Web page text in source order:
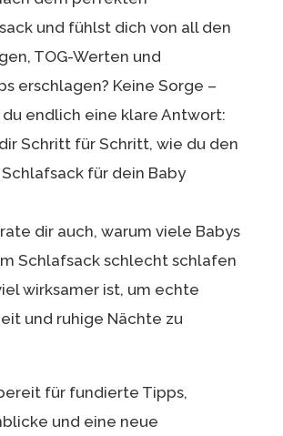
und fühlst dich von all den
TOG-Werten und
erschlagen? Keine Sorge –
endlich eine klare Antwort:
Schritt für Schritt, wie du den
für dein Baby
dir auch, warum viele Babys
Schlafsack schlecht schlafen
wirksamer ist, um echte
und ruhige Nächte zu
für fundierte Tipps,
und eine neue